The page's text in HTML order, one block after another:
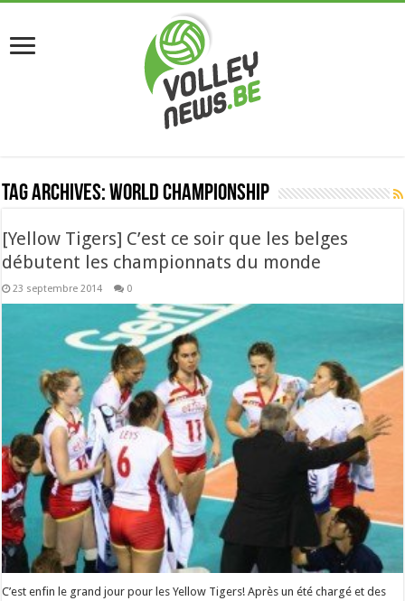
Tag Archives:world championship
[Yellow Tigers] C’est ce soir que les belges
débutent les championnats du monde
23 septembre 2014 0
C’est enfin le grand jour pour les Yellow Tigers! Après un été chargé et des